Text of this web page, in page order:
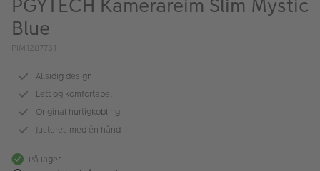
Kampanjer
Merker
Lagersalg
Bildeprodukter
Fotokurs
PGYTECH Kamerareim Slim Mystic
Blue
PIM1287731
Allsidig design
Lett og komfortabel
Original hurtigkobling
Justeres med én hånd
På lager